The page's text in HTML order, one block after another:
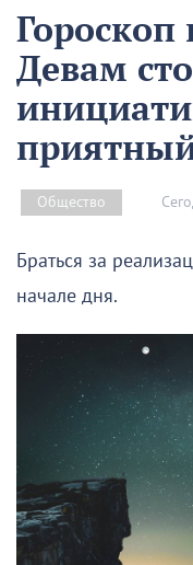
Гороскоп
Девам
Общество
Браться за
начале дня.